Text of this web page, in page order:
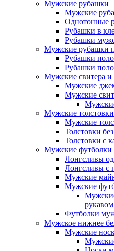
Мужские рубашки
Мужские
Однотонные
Рубашки в
Рубашки
Мужские рубашки
Рубашки
Рубашки
Мужские свитера
Мужские
Мужские
Мужские толстовки
Мужские
Толстовки
Толстовки с
Мужские футболки
Лонгсливы
Лонгсливы с
Мужские
Мужские
рукавом
Футболки
Мужское нижнее
Мужские